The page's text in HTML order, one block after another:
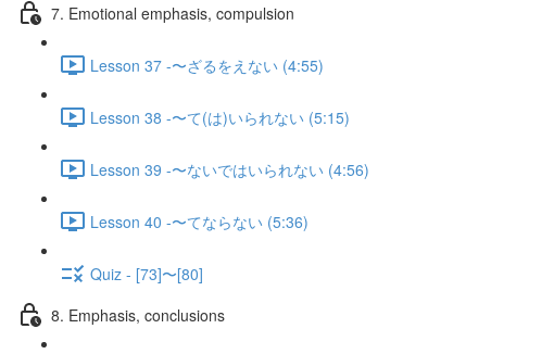
7. Emotional emphasis, compulsion
Lesson 37 -〜ざるをえない (4:55)
Lesson 38 -〜て(は)いられない (5:15)
Lesson 39 -〜ないではいられない (4:56)
Lesson 40 -〜てならない (5:36)
Quiz - [73]〜[80]
8. Emphasis, conclusions